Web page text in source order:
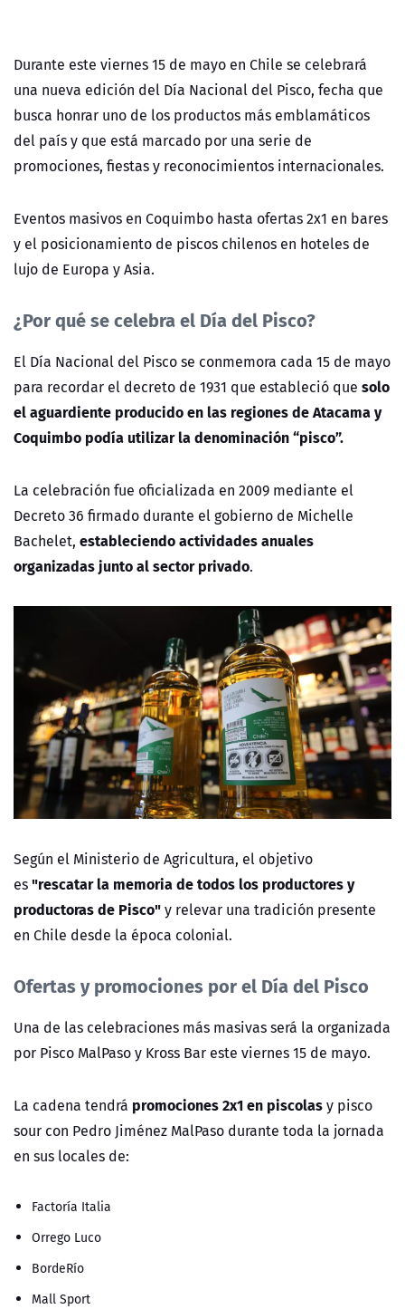
Durante este viernes 15 de mayo en Chile se celebrará
una nueva edición del Día Nacional del Pisco, fecha que
busca honrar uno de los productos más emblamáticos
del país y que está marcado por una serie de
promociones, fiestas y reconocimientos internacionales.
Eventos masivos en Coquimbo hasta ofertas 2x1 en bares
y el posicionamiento de piscos chilenos en hoteles de
lujo de Europa y Asia.
¿Por qué se celebra el Día del Pisco?
El Día Nacional del Pisco se conmemora cada 15 de mayo
para recordar el decreto de 1931 que estableció que solo
el aguardiente producido en las regiones de Atacama y
Coquimbo podía utilizar la denominación “pisco”.
La celebración fue oficializada en 2009 mediante el
Decreto 36 firmado durante el gobierno de Michelle
Bachelet, estableciendo actividades anuales
organizadas junto al sector privado.
Según el Ministerio de Agricultura, el objetivo
es"rescatar la memoria de todos los productores y
productoras de Pisco"y relevar una tradición presente
en Chile desde la época colonial.
Ofertas y promociones por el Día del Pisco
Una de las celebraciones más masivas será la organizada
por Pisco MalPaso y Kross Bar este viernes 15 de mayo.
La cadena tendrá promociones 2x1 en piscolasy pisco
sour con Pedro Jiménez MalPaso durante toda la jornada
en sus locales de:
Factoría Italia
Orrego Luco
BordeRío
Mall Sport